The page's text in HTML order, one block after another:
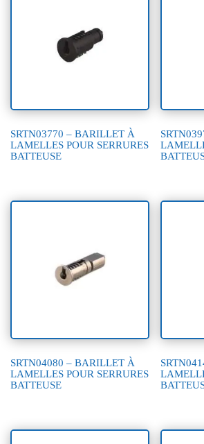
SRTN03770 – BARILLET À
LAMELLES POUR SERRURES
BATTEUSE
SRTN04080 – BARILLET À
LAMELLES POUR SERRURES
BATTEUSE